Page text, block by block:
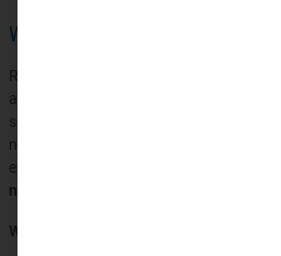
Was passiert im Körper
Radon wird in kleinsten Mengen über
aufgenommen und zerfällt im Körper
sogenannte Alphastrahlen frei —
nur wenige Zellschichten tief eindringen.
entscheidende Punkt:
nicht schädigend, sondern als
Was bewirkt dieser Reiz im Körper?